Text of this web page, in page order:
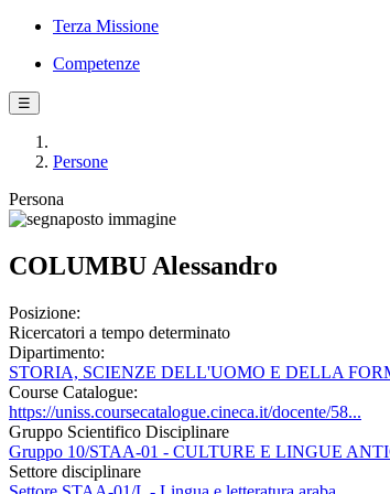
Terza Missione
Competenze
☰
Persone
Persona
COLUMBU Alessandro
Posizione:
Ricercatori a tempo determinato
Dipartimento:
STORIA, SCIENZE DELL'UOMO E DELLA
Course Catalogue:
https://uniss.coursecatalogue.cineca.it/docente/58...
Gruppo Scientifico Disciplinare
Gruppo 10/STAA-01 - CULTURE E LINGUE
Settore disciplinare